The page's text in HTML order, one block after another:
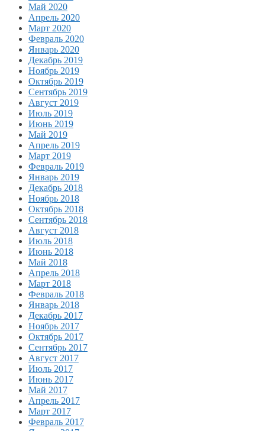
Май 2020
Апрель 2020
Март 2020
Февраль 2020
Январь 2020
Декабрь 2019
Ноябрь 2019
Октябрь 2019
Сентябрь 2019
Август 2019
Июль 2019
Июнь 2019
Май 2019
Апрель 2019
Март 2019
Февраль 2019
Январь 2019
Декабрь 2018
Ноябрь 2018
Октябрь 2018
Сентябрь 2018
Август 2018
Июль 2018
Июнь 2018
Май 2018
Апрель 2018
Март 2018
Февраль 2018
Январь 2018
Декабрь 2017
Ноябрь 2017
Октябрь 2017
Сентябрь 2017
Август 2017
Июль 2017
Июнь 2017
Май 2017
Апрель 2017
Март 2017
Февраль 2017